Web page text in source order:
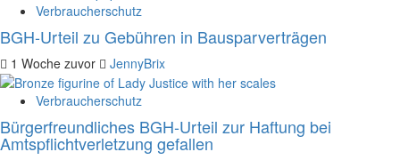
Verbraucherschutz
BGH-Urteil zu Gebühren in Bausparverträgen
1 Woche zuvor JennyBrix
Verbraucherschutz
Bürgerfreundliches BGH-Urteil zur Haftung bei
Amtspflichtverletzung gefallen